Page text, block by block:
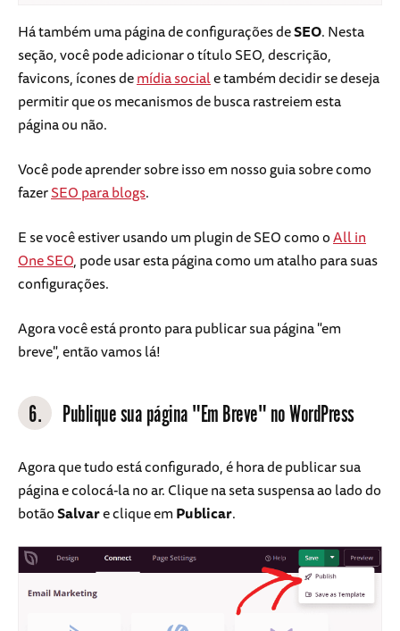
Há também uma página de configurações deSEO. Nesta
seção, você pode adicionar o título SEO, descrição,
favicons, ícones demídia sociale também decidir se deseja
permitir que os mecanismos de busca rastreiem esta
página ou não.
Você pode aprender sobre isso em nosso guia sobre como
fazerSEO para blogs.
E se você estiver usando um plugin de SEO como oAll in
One SEO, pode usar esta página como um atalho para suas
configurações.
Agora você está pronto para publicar sua página "em
breve", então vamos lá!
6. Publique sua página "Em Breve" no WordPress
Agora que tudo está configurado, é hora de publicar sua
página e colocá-la no ar. Clique na seta suspensa ao lado do
botãoSalvare clique emPublicar.